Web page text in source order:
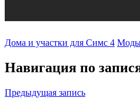
Дома и участки для Симс 4 Моды
Навигация по
Предыдущая запись